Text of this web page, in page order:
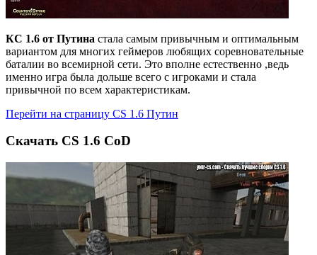
КС 1.6 от Путина стала самым привычным и оптимальным
вариантом для многих геймеров любящих соревновательные
баталии во всемирной сети. Это вполне естественно ,ведь
именно игра была дольше всего с игроками и стала
привычной по всем характеристикам.
Перейти на страницу CS 1.6 Путин
Cкачать CS 1.6 CoD